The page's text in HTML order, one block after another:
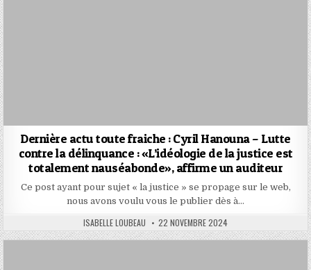
Dernière actu toute fraiche : Cyril Hanouna – Lutte
contre la délinquance : «L’idéologie de la justice est
totalement nauséabonde», affirme un auditeur
Ce post ayant pour sujet « la justice » se propage sur le web,
nous avons voulu vous le publier dès à…
AUTHOR:
ISABELLE LOUBEAU PUBLISHED
DATE:
22 NOVEMBRE 2024